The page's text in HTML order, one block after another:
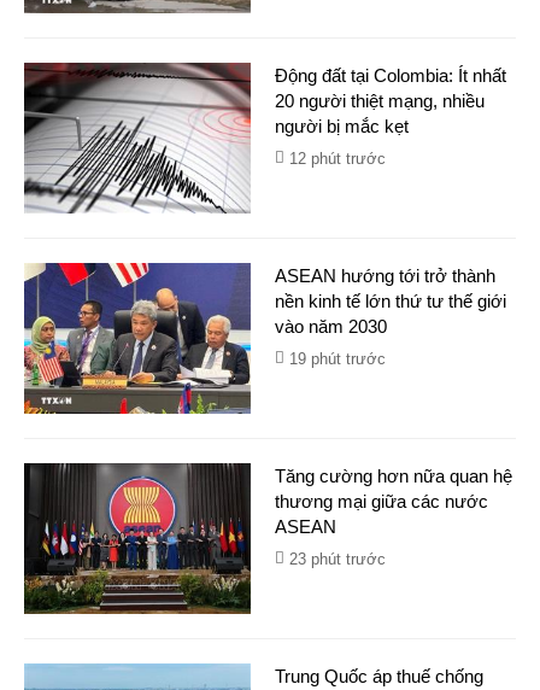
Động đất tại Colombia: Ít nhất
20 người thiệt mạng, nhiều
người bị mắc kẹt
12 phút trước
ASEAN hướng tới trở thành
nền kinh tế lớn thứ tư thế giới
vào năm 2030
19 phút trước
Tăng cường hơn nữa quan hệ
thương mại giữa các nước
ASEAN
23 phút trước
Trung Quốc áp thuế chống